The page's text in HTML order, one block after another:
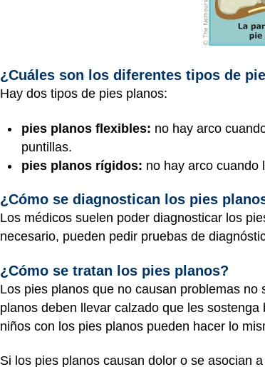
¿Cuáles son los diferentes tipos de
Hay dos tipos de pies planos:
pies planos flexibles: no hay arco
puntillas.
pies planos rígidos: no hay arco cuando
¿Cómo se diagnostican los pies
Los médicos suelen poder diagnosticar los
necesario, pueden pedir pruebas de
¿Cómo se tratan los pies planos?
Los pies planos que no causan problemas
planos deben llevar calzado que les
niños con los pies planos pueden hacer lo
Si los pies planos causan dolor o se asocian